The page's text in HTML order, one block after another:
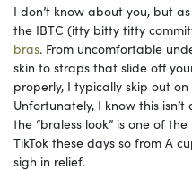
I don’t know about you, but
the IBTC (itty bitty titty
bras. From uncomfortable
skin to straps that slide off
properly, I typically skip out
Unfortunately, I know this
the “braless look” is one of
TikTok these days so from A
sigh in relief.